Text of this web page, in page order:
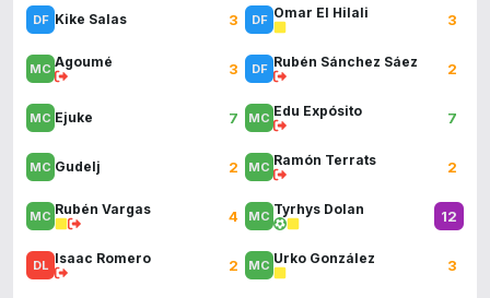
Kike Salas 3
Agoumé 3
Ejuke 7
Gudelj 2
Rubén Vargas 4
Isaac Romero 2
Omar El Hilali 3
Rubén Sánchez Sáez 2
Edu Expósito 7
Ramón Terrats 2
Tyrhys Dolan 12
Urko González 3